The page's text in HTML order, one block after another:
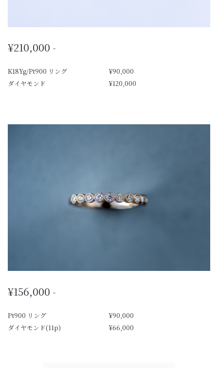
¥210,000 -
K18Yg/Pt900 リング
ダイヤモンド
¥90,000
¥120,000
¥156,000 -
Pt900 リング
ダイヤモンド(11p)
¥90,000
¥66,000